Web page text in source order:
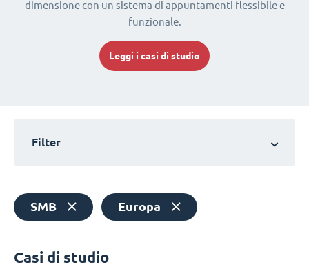
dimensione con un sistema di appuntamenti flessibile e
funzionale.
Leggi i casi di studio
Filter
SMB Europa
Casi di studio